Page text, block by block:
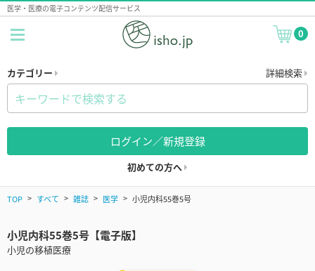
医学・医療の電子コンテンツ配信サービス
0
カテゴリー 詳細検索
ログイン／新規登録
初めての方へ
TOP すべて 雑誌 医学 小児内科55巻5号
小児内科55巻5号【電子版】
小児の移植医療